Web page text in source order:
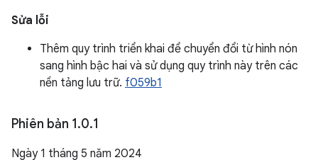
Sửa lỗi
Thêm quy trình triển khai để chuyển đổi từ hình nón
sang hình bậc hai và sử dụng quy trình này trên các
nền tảng lưu trữ. f059b1
Phiên bản 1.0.1
Ngày 1 tháng 5 năm 2024